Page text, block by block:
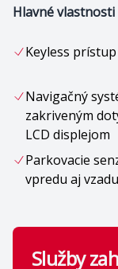
Hlavné vlastnosti
Keyless prístup
Navigačný
zakriveným
LCD displejom
Parkovacie
vpredu aj vzadu
Služby